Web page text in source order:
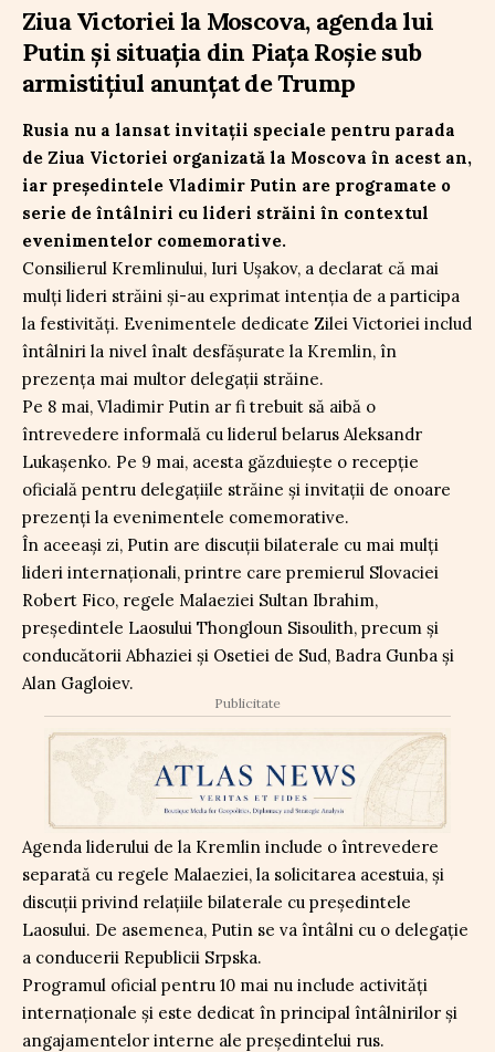
Ziua Victoriei la Moscova, agenda lui
Putin și situația din Piața Roșie sub
armistițiul anunțat de Trump
Rusia nu a lansat invitații speciale pentru parada
de Ziua Victoriei organizată la Moscova în acest an,
iar președintele Vladimir Putin are programate o
serie de întâlniri cu lideri străini în contextul
evenimentelor comemorative.
Consilierul Kremlinului, Iuri Ușakov, a declarat că mai
mulți lideri străini și-au exprimat intenția de a participa
la festivități. Evenimentele dedicate Zilei Victoriei includ
întâlniri la nivel înalt desfășurate la Kremlin, în
prezența mai multor delegații străine.
Pe 8 mai, Vladimir Putin ar fi trebuit să aibă o
întrevedere informală cu liderul belarus Aleksandr
Lukașenko. Pe 9 mai, acesta găzduiește o recepție
oficială pentru delegațiile străine și invitații de onoare
prezenți la evenimentele comemorative.
În aceeași zi, Putin are discuții bilaterale cu mai mulți
lideri internaționali, printre care premierul Slovaciei
Robert Fico, regele Malaeziei Sultan Ibrahim,
președintele Laosului Thongloun Sisoulith, precum și
conducătorii Abhaziei și Osetiei de Sud, Badra Gunba și
Alan Gagloiev.
Publicitate
Agenda liderului de la Kremlin include o întrevedere
separată cu regele Malaeziei, la solicitarea acestuia, și
discuții privind relațiile bilaterale cu președintele
Laosului. De asemenea, Putin se va întâlni cu o delegație
a conducerii Republicii Srpska.
Programul oficial pentru 10 mai nu include activități
internaționale și este dedicat în principal întâlnirilor și
angajamentelor interne ale președintelui rus.